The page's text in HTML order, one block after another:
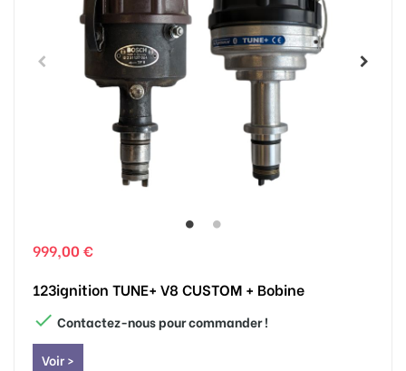
999,00 €
123ignition TUNE+ V8 CUSTOM + Bobine
 Contactez-nous pour commander !
Voir >